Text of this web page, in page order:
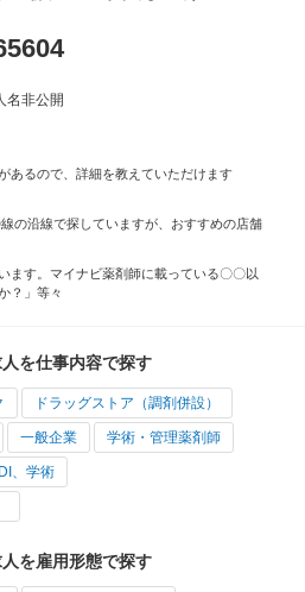
名非公開
あるので、詳細を教えていただけます
の沿線で探していますが、おすすめの店舗
ます。マイナビ薬剤師に載っている〇〇以
？」等々
を仕事内容で探す
ドラッグストア（調剤併設）
一般企業 学術・管理薬剤師
、学術
を雇用形態で探す